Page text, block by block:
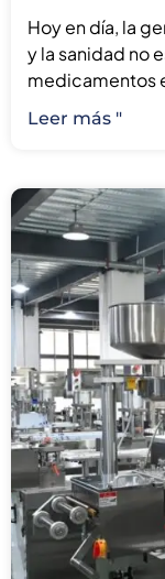
Hoy en día, la
y la sanidad no
medicamentos
Leer más "